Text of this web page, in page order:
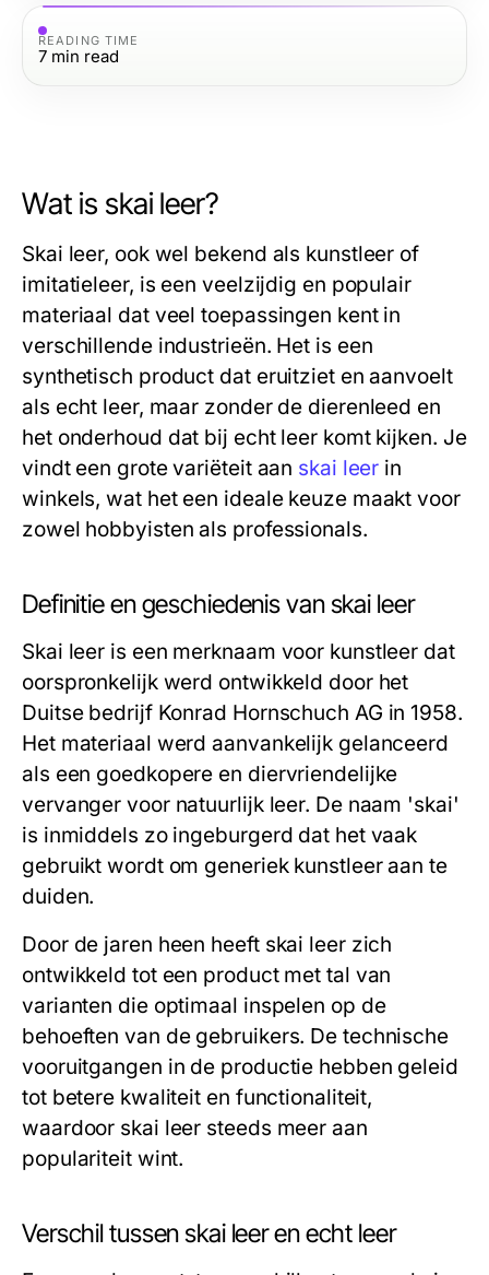
READING TIME
7 min read
Wat is skai leer?
Skai leer, ook wel bekend als kunstleer of
imitatieleer, is een veelzijdig en populair
materiaal dat veel toepassingen kent in
verschillende industrieën. Het is een
synthetisch product dat eruitziet en aanvoelt
als echt leer, maar zonder de dierenleed en
het onderhoud dat bij echt leer komt kijken. Je
vindt een grote variëteit aan skai leer in
winkels, wat het een ideale keuze maakt voor
zowel hobbyisten als professionals.
Definitie en geschiedenis van skai leer
Skai leer is een merknaam voor kunstleer dat
oorspronkelijk werd ontwikkeld door het
Duitse bedrijf Konrad Hornschuch AG in 1958.
Het materiaal werd aanvankelijk gelanceerd
als een goedkopere en diervriendelijke
vervanger voor natuurlijk leer. De naam 'skai'
is inmiddels zo ingeburgerd dat het vaak
gebruikt wordt om generiek kunstleer aan te
duiden.
Door de jaren heen heeft skai leer zich
ontwikkeld tot een product met tal van
varianten die optimaal inspelen op de
behoeften van de gebruikers. De technische
vooruitgangen in de productie hebben geleid
tot betere kwaliteit en functionaliteit,
waardoor skai leer steeds meer aan
populariteit wint.
Verschil tussen skai leer en echt leer